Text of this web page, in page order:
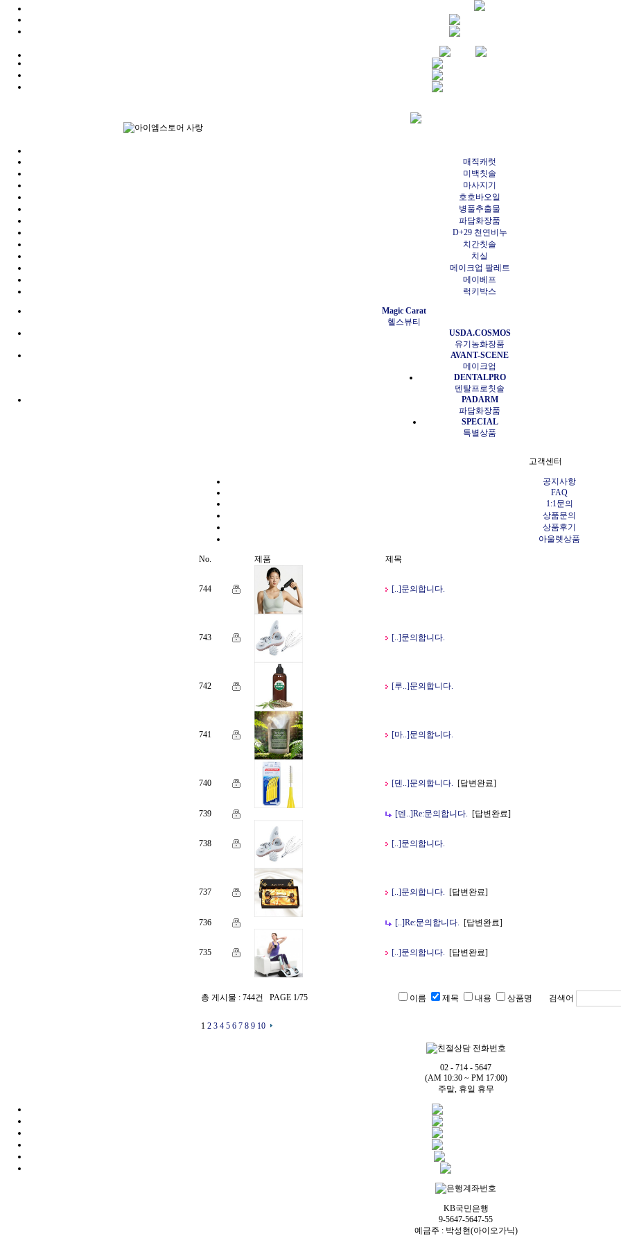
매직캐럿
미백칫솔
마사지기
호호바오일
병풀추출물
파담화장품
D+29 천연비누
치간칫솔
치실
메이크업 팔레트
메이베프
럭키박스
Magic Carat
헬스뷰티
USDA.COSMOS
유기농화장품
AVANT-SCENE
메이크업
DENTALPRO
덴탈프로칫솔
PADARM
파담화장품
SPECIAL
특별상품
고객센터
공지사항
FAQ
1:1문의
상품문의
상품후기
아울렛상품
No. 제품 제목
744 [..]문의합니다.
743 [..]문의합니다.
742 [루..]문의합니다.
741 [마..]문의합니다.
740 [덴..]문의합니다. [답변완료]
739 [덴..]Re:문의합니다. [답변완료]
738 [..]문의합니다.
737 [..]문의합니다. [답변완료]
736 [..]Re:문의합니다. [답변완료]
735 [..]문의합니다. [답변완료]
총 게시물 : 744건 PAGE 1/75 이름 제목 내용 상품명 검색어
1 2 3 4 5 6 7 8 9 10
02 - 714 - 5647
(AM 10:30 ~ PM 17:00)
주말, 휴일 휴무
KB국민은행
9-5647-5647-55
예금주 : 박성현(아이오가닉)